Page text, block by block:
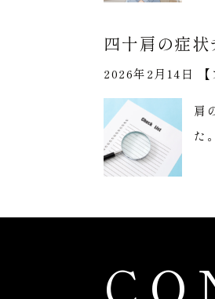
四十肩の症
2026年2月14日 【
肩
た